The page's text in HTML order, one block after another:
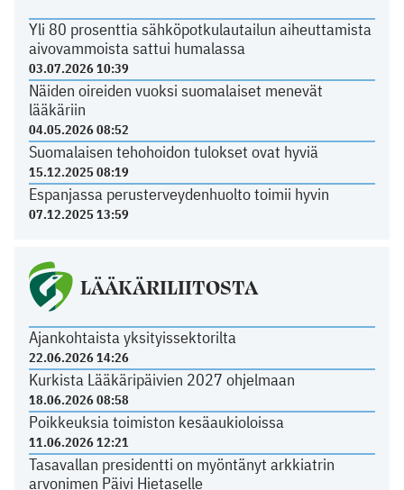
Yli 80 prosenttia sähköpotkulautailun aiheuttamista
aivovammoista sattui humalassa
03.07.2026 10:39
Näiden oireiden vuoksi suomalaiset menevät
lääkäriin
04.05.2026 08:52
Suomalaisen tehohoidon tulokset ovat hyviä
15.12.2025 08:19
Espanjassa perusterveydenhuolto toimii hyvin
07.12.2025 13:59
LÄÄKÄRILIITOSTA
Ajankohtaista yksityissektorilta
22.06.2026 14:26
Kurkista Lääkäripäivien 2027 ohjelmaan
18.06.2026 08:58
Poikkeuksia toimiston kesäaukioloissa
11.06.2026 12:21
Tasavallan presidentti on myöntänyt arkkiatrin
arvonimen Päivi Hietaselle